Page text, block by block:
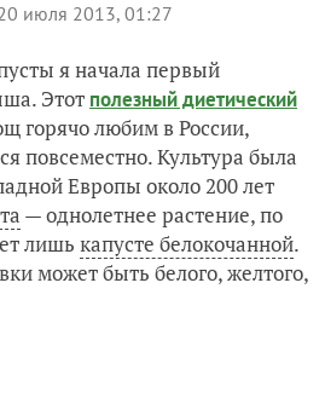
июля 2013, 01:27
я начала первый
Этот полезный диетический
горячо любим в России,
повсеместно. Культура была
Европы около 200 лет
— однолетнее растение, по
лишь капусте белокочанной.
может быть белого, желтого,